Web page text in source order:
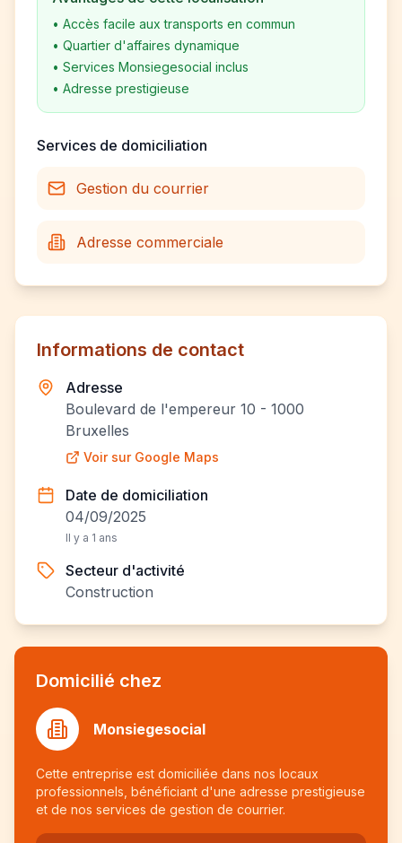
• Accès facile aux transports en commun
• Quartier d'affaires dynamique
• Services Monsiegesocial inclus
• Adresse prestigieuse
Services de domiciliation
Gestion du courrier
Adresse commerciale
Informations de contact
Adresse
Boulevard de l'empereur 10 - 1000
Bruxelles
Voir sur Google Maps
Date de domiciliation
04/09/2025
Il y a 1 ans
Secteur d'activité
Construction
Domicilié chez
Monsiegesocial
Cette entreprise est domiciliée dans nos locaux
professionnels, bénéficiant d'une adresse prestigieuse
et de nos services de gestion de courrier.